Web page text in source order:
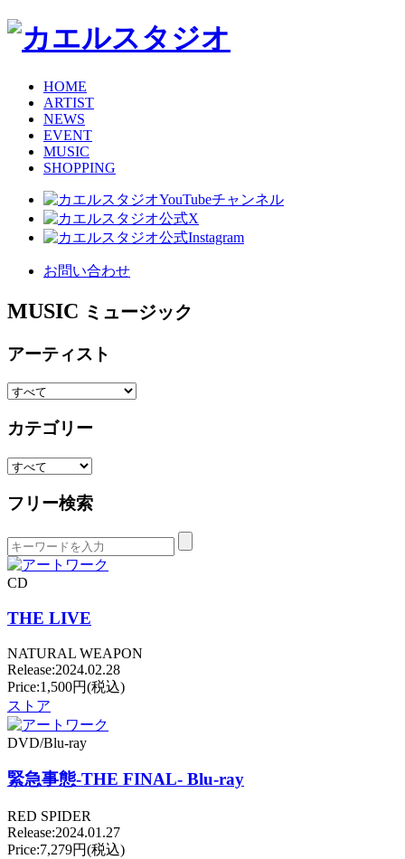
HOME
ARTIST
NEWS
EVENT
MUSIC
SHOPPING
お問い合わせ
MUSIC ミュージック
アーティスト
カテゴリー
フリー検索
CD
THE LIVE
NATURAL WEAPON
Release:2024.02.28
Price:1,500円(税込)
ストア
DVD/Blu-ray
緊急事態-THE FINAL- Blu-ray
RED SPIDER
Release:2024.01.27
Price:7,279円(税込)